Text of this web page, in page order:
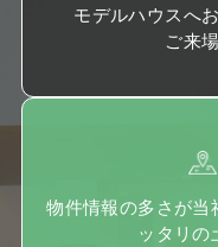
モデルハウスへ
ご来
物件情報の多さが
ッタリの